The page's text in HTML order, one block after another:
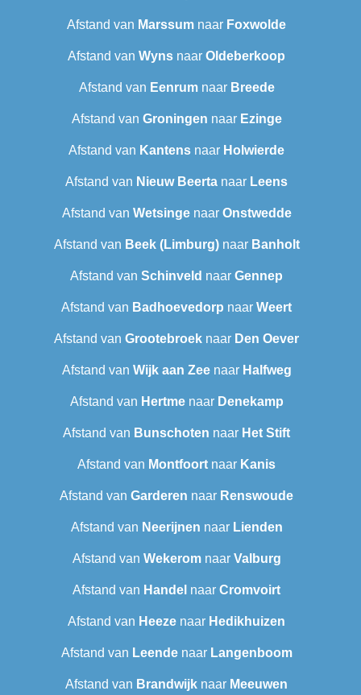
Afstand van Marssum naar Foxwolde
Afstand van Wyns naar Oldeberkoop
Afstand van Eenrumnaar Breede
Afstand van Groningen naar Ezinge
Afstand van Kantens naar Holwierde
Afstand van Nieuw Beerta naar Leens
Afstand van Wetsingenaar Onstwedde
Afstand van Beek (Limburg)naar Banholt
Afstand van Schinveld naar Gennep
Afstand van Badhoevedorp naar Weert
Afstand van Grootebroek naar Den Oever
Afstand van Wijk aan Zeenaar Halfweg
Afstand van Hertmenaar Denekamp
Afstand van Bunschoten naar Het Stift
Afstand van Montfoort naar Kanis
Afstand van Garderen naar Renswoude
Afstand van Neerijnen naar Lienden
Afstand van Wekeromnaar Valburg
Afstand van Handel naar Cromvoirt
Afstand van Heeze naar Hedikhuizen
Afstand van Leendenaar Langenboom
Afstand van Brandwijk naar Meeuwen